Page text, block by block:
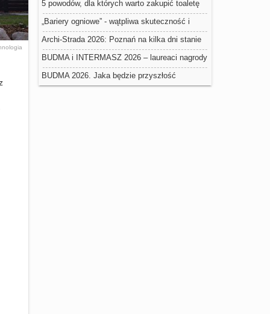
5 powodów, dla których warto zakupić toaletę
myjącą
„Bariery ogniowe” - wątpliwa skuteczność i
negatywny wpływ na trwałość ociepleń
Archi-Strada 2026: Poznań na kilka dni stanie
się stolicą architektury
BUDMA i INTERMASZ 2026 – laureaci nagrody
Złoty Medal Grupy MTP
BUDMA 2026. Jaka będzie przyszłość
budownictwa w Polsce?